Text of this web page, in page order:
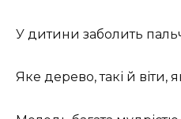
У дитини заболить
Яке дерево, такі й віти,